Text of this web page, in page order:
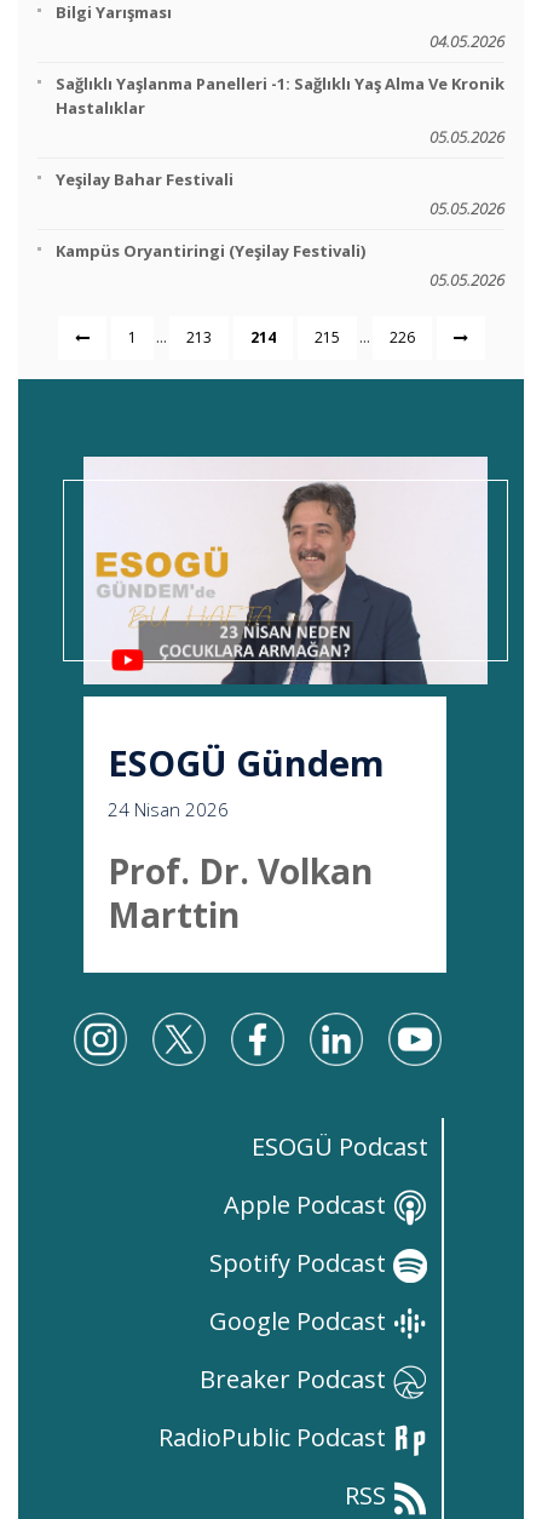
Bilgi Yarışması
04.05.2026
Sağlıklı Yaşlanma Panelleri -1: Sağlıklı Yaş Alma Ve Kronik
Hastalıklar
05.05.2026
Yeşilay Bahar Festivali
05.05.2026
Kampüs Oryantiringi (Yeşilay Festivali)
05.05.2026
1 ... 213 214 215 ... 226
ESOGÜ Gündem
24 Nisan 2026
Prof. Dr. Volkan
Marttin
ESOGÜ Podcast
Apple Podcast
Spotify Podcast
Google Podcast
Breaker Podcast
RadioPublic Podcast
RSS